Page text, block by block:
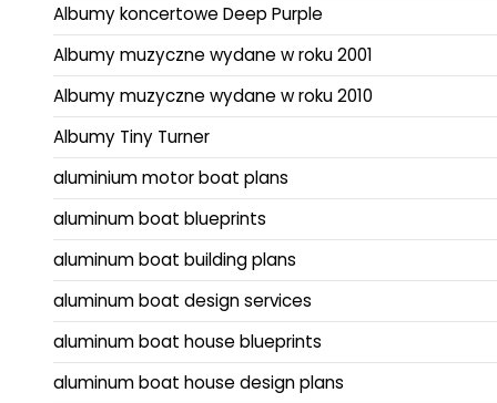
Albumy koncertowe Deep Purple
Albumy muzyczne wydane w roku 2001
Albumy muzyczne wydane w roku 2010
Albumy Tiny Turner
aluminium motor boat plans
aluminum boat blueprints
aluminum boat building plans
aluminum boat design services
aluminum boat house blueprints
aluminum boat house design plans